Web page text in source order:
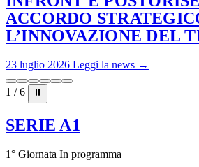
ACCORDO
L’INNOVAZIONE DEL
23 luglio 2026 Leggi la news →
1 / 6 ⏸
SERIE A1
1° Giornata In programma